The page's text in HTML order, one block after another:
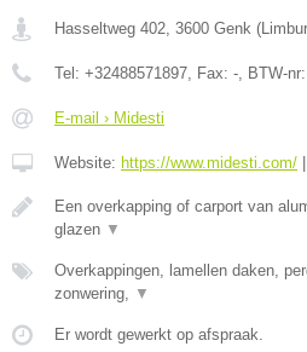
Hasseltweg 402, 3600 Genk (
Tel: +32488571897, Fax: -, BTW-nr:
E-mail › Midesti
Website: https://www.midesti.com/
Een overkapping of carport van
glazen ▼
Overkappingen, lamellen daken,
zonwering, ▼
Er wordt gewerkt op afspraak.